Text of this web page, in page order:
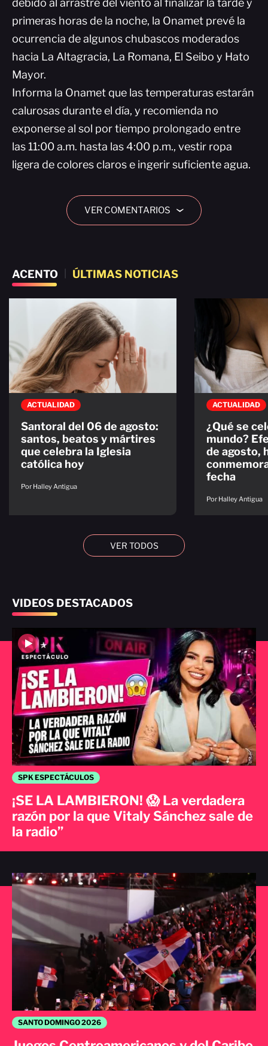
debido al arrastre del viento al finalizar la tarde y
primeras horas de la noche, la Onamet prevé la
ocurrencia de algunos chubascos moderados
hacia La Altagracia, La Romana, El Seibo y Hato
Mayor.
Informa la Onamet que las temperaturas estarán
calurosas durante el día, y recomienda no
exponerse al sol por tiempo prolongado entre
las 11:00 a.m. hasta las 4:00 p.m., vestir ropa
ligera de colores claros e ingerir suficiente agua.
VER COMENTARIOS ›
ACENTO ÚLTIMAS NOTICIAS
ACTUALIDAD
Santoral del 06 de agosto:
santos, beatos y mártires
que celebra la Iglesia
católica hoy
Por Halley Antigua
ACTUALIDAD
¿Qué se
mundo?
de agosto,
fecha
Por Halley Antigua
VER TODOS
VIDEOS DESTACADOS
SANTO DOMINGO 2026
SPK ESPECTÁCULOS
¡SE LA LAMBIERON! 😱 La verdadera
razón por la que Vitaly Sánchez sale de
la radio”